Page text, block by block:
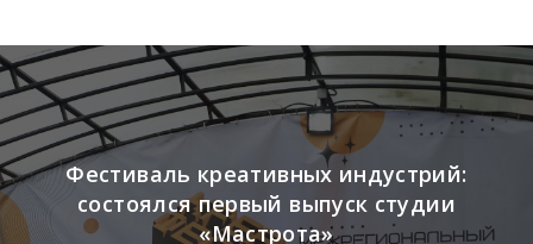
Фестиваль креативных индустрий:
состоялся первый выпуск студии
«Мастрота»